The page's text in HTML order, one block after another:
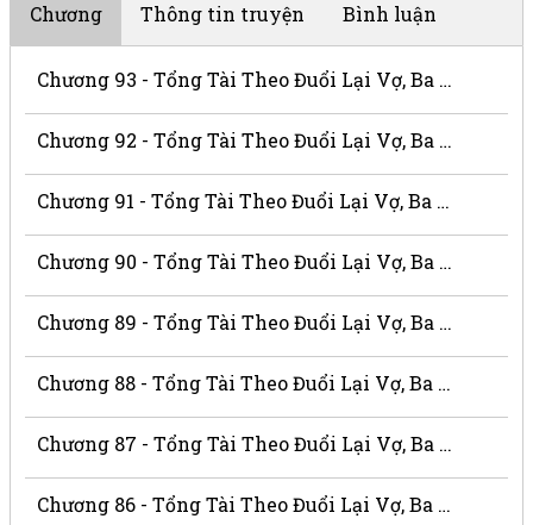
Chương Thông tin truyện Bình luận
Chương 93 - Tổng Tài Theo Đuổi Lại Vợ, Ba Thật Là Xấu Xa
Chương 92 - Tổng Tài Theo Đuổi Lại Vợ, Ba Thật Là Xấu Xa
Chương 91 - Tổng Tài Theo Đuổi Lại Vợ, Ba Thật Là Xấu Xa
Chương 90 - Tổng Tài Theo Đuổi Lại Vợ, Ba Thật Là Xấu Xa
Chương 89 - Tổng Tài Theo Đuổi Lại Vợ, Ba Thật Là Xấu Xa
Chương 88 - Tổng Tài Theo Đuổi Lại Vợ, Ba Thật Là Xấu Xa
Chương 87 - Tổng Tài Theo Đuổi Lại Vợ, Ba Thật Là Xấu Xa
Chương 86 - Tổng Tài Theo Đuổi Lại Vợ, Ba Thật Là Xấu Xa